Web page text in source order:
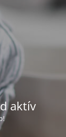
aktív